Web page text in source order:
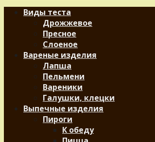
Виды теста
Дрожжевое
Пресное
Слоеное
Вареные изделия
Лапша
Пельмени
Вареники
Галушки, клецки
Выпечные изделия
Пироги
К обеду